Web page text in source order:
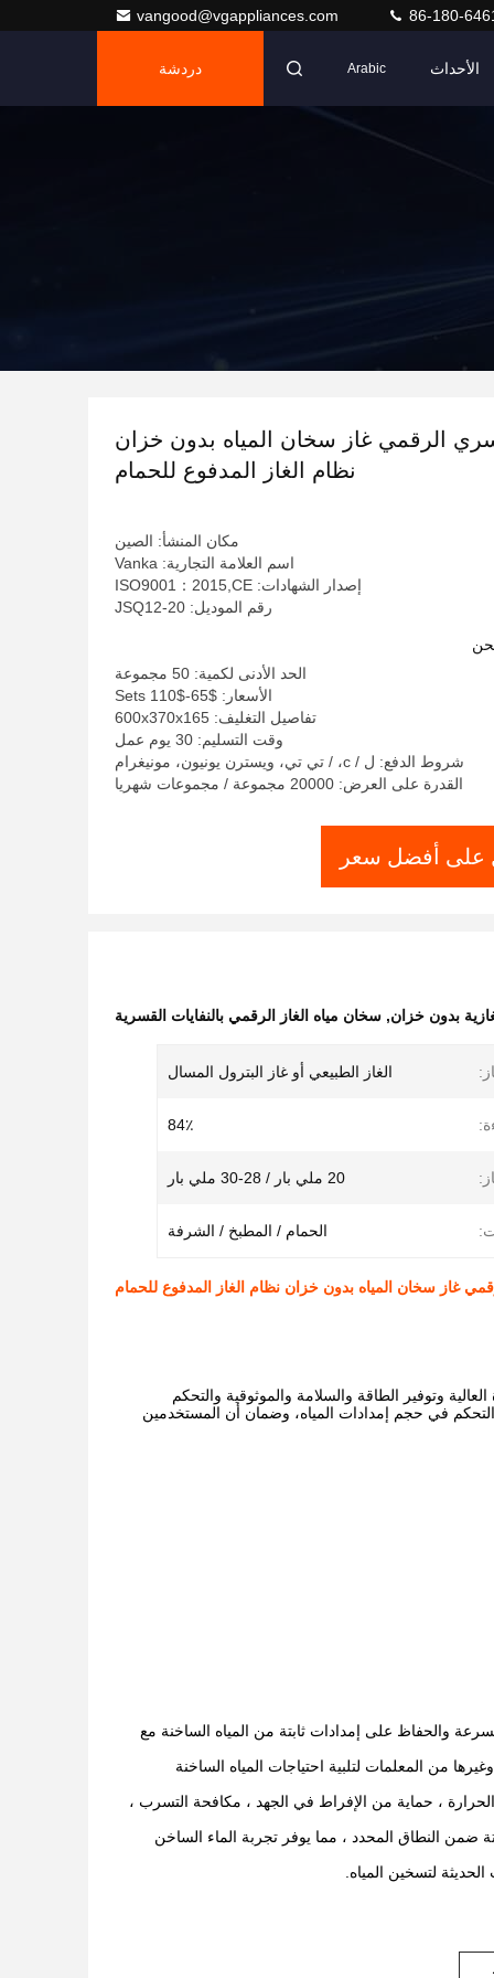
vangood@vgappliances.com 86-180-
الأحداث Arabic دردشة
الرقمي غاز سخان المياه بدون خزان
نظام الغاز المدفوع للحمام
مكان المنشأ: الصين
اسم العلامة التجارية: Vanka
إصدار الشهادات: ISO9001：2015,CE
رقم الموديل: JSQ12-20
الحد الأدنى لكمية: 50 مجموعة
الأسعار: $65-$110 Sets
تفاصيل التغليف: 600x370x165
وقت التسليم: 30 يوم عمل
شروط الدفع: ل / c، / تي تي، ويسترن يونيون، مونيغرام
القدرة على العرض: 20000 مجموعة / مجموعات شهريا
على أفضل سعر
بدون خزان, سخان مياه الغاز الرقمي بالنفايات القسرية
الغاز الطبيعي أو غاز البترول المسال
84٪
20 ملي بار / 28-30 ملي بار
الحمام / المطبخ / الشرفة
غاز سخان المياه بدون خزان نظام الغاز المدفوع للحمام
وتوفير الطاقة والسلامة والموثوقية والتحكم
في حجم إمدادات المياه، وضمان أن المستخدمين
والحفاظ على إمدادات ثابتة من المياه الساخنة مع
من المعلمات لتلبية احتياجات المياه الساخنة
، حماية من الإفراط في الجهد ، مكافحة التسرب ،
ضمن النطاق المحدد ، مما يوفر تجربة الماء الساخن
لتسخين المياه.